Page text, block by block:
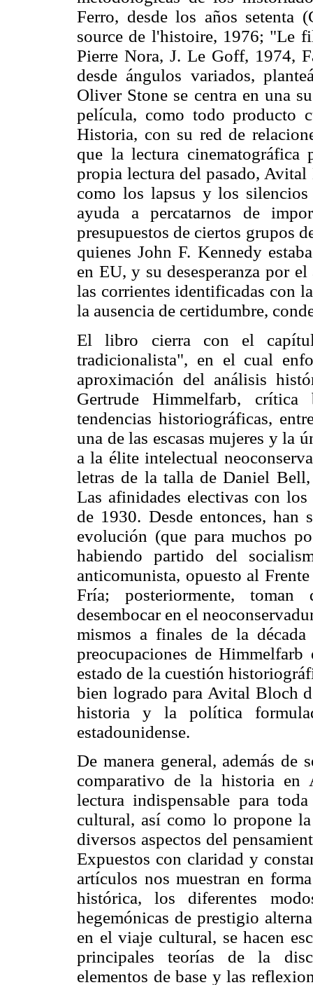
Ferro, desde los años setenta
source de l'histoire, 1976; "Le
Pierre Nora, J. Le Goff, 1974,
desde ángulos variados,
Oliver Stone se centra en una
película, como todo producto
Historia, con su red de
que la lectura
propia lectura del pasado,
como los lapsus y los
ayuda a percatarnos de
presupuestos de ciertos grupos
quienes John F. Kennedy
en EU, y su desesperanza por
las corrientes identificadas con
la ausencia de certidumbre,
El libro cierra con el
tradicionalista", en el cual
aproximación del análisis
Gertrude Himmelfarb,
tendencias historiográficas,
una de las escasas mujeres y la
a la élite intelectual
letras de la talla de Daniel
Las afinidades electivas con
de 1930. Desde entonces, han
evolución (que para muchos
habiendo partido del
anticomunista, opuesto al
Fría; posteriormente,
desembocar en el
mismos a finales de la
preocupaciones de
estado de la cuestión
bien logrado para Avital Bloch
historia y la política
estadounidense.
De manera general, además de
comparativo de la historia en
lectura indispensable para
cultural, así como lo propone
diversos aspectos del
Expuestos con claridad y
artículos nos muestran en
histórica, los diferentes
hegemónicas de prestigio
en el viaje cultural, se hacen
principales teorías de la
elementos de base y las